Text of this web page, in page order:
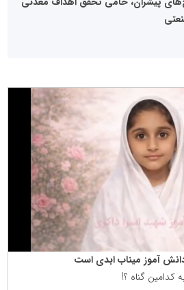
آموز میناب ابدی است
كدامین گناه ؟!